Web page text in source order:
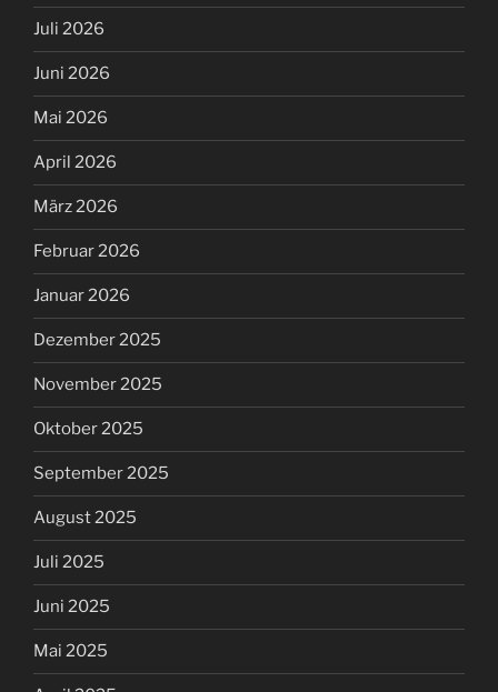
Juli 2026
Juni 2026
Mai 2026
April 2026
März 2026
Februar 2026
Januar 2026
Dezember 2025
November 2025
Oktober 2025
September 2025
August 2025
Juli 2025
Juni 2025
Mai 2025